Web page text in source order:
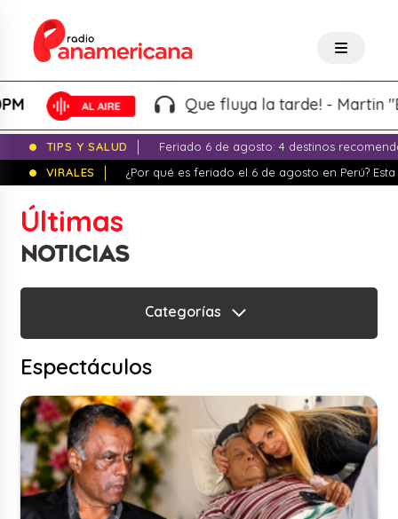
Que fluya la tarde! - Martin "El Wacho" |1:00PM -
TIPS Y SALUD
Feriado 6 de agosto: 4 destinos
VIRALES
¿Por qué es feriado el 6 de agosto en Perú?
Últimas
NOTICIAS
Categorías
Espectáculos